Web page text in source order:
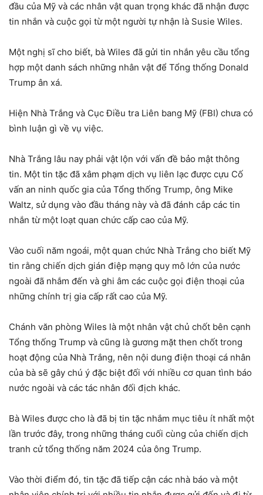
đầu của Mỹ và các nhân vật quan trọng khác đã nhận được
tin nhắn và cuộc gọi từ một người tự nhận là Susie Wiles.
Một nghị sĩ cho biết, bà Wiles đã gửi tin nhắn yêu cầu tổng
hợp một danh sách những nhân vật để Tổng thống Donald
Trump ân xá.
Hiện Nhà Trắng và Cục Điều tra Liên bang Mỹ (FBI) chưa có
bình luận gì về vụ việc.
Nhà Trắng lâu nay phải vật lộn với vấn đề bảo mật thông
tin. Một tin tặc đã xâm phạm dịch vụ liên lạc được cựu Cố
vấn an ninh quốc gia của Tổng thống Trump, ông Mike
Waltz, sử dụng vào đầu tháng này và đã đánh cắp các tin
nhắn từ một loạt quan chức cấp cao của Mỹ.
Vào cuối năm ngoái, một quan chức Nhà Trắng cho biết Mỹ
tin rằng chiến dịch gián điệp mạng quy mô lớn của nước
ngoài đã nhắm đến và ghi âm các cuộc gọi điện thoại của
những chính trị gia cấp rất cao của Mỹ.
Chánh văn phòng Wiles là một nhân vật chủ chốt bên cạnh
Tổng thống Trump và cũng là gương mặt then chốt trong
hoạt động của Nhà Trắng, nên nội dung điện thoại cá nhân
của bà sẽ gây chú ý đặc biệt đối với nhiều cơ quan tình báo
nước ngoài và các tác nhân đối địch khác.
Bà Wiles được cho là đã bị tin tặc nhắm mục tiêu ít nhất một
lần trước đây, trong những tháng cuối cùng của chiến dịch
tranh cử tổng thống năm 2024 của ông Trump.
Vào thời điểm đó, tin tặc đã tiếp cận các nhà báo và một